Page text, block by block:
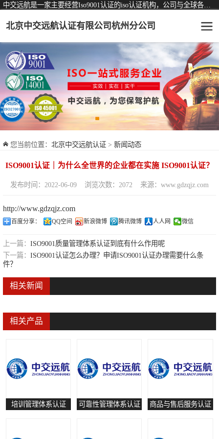
北京中交远航认证有限公司杭州分公司
您当前位置： 北京中交远航认证 > 新闻动态
ISO9001认证｜为什么全世界的企业都在实施 ISO9001认证？
发布时间：2022-06-09 浏览次数：2072 来源：www.gdzqjz.com
http://www.gdzqjz.com
百度分享： QQ空间 新浪微博 腾讯微博 人人网 微信
上一篇： ISO9001质量管理体系认证到底有什么作用呢
下一篇： ISO9001认证怎么办理？申请ISO9001认证办理需要什么条
件？
相关新闻
相关产品
培训管理体系认证 可靠性管理体系认证 商品与售后服务认证
认证服务 可从事认证业务一览表
ISO9001质量管理体系认证
ISO14001环境管理体系认证
ISO45001职业健康安全管理体系认证
交通运输服务认证
ISO27001信息安全管理体系认证
培训管理体系认证
有害物质过程管理体系认证